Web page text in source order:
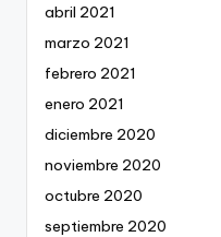
abril 2021
marzo 2021
febrero 2021
enero 2021
diciembre 2020
noviembre 2020
octubre 2020
septiembre 2020